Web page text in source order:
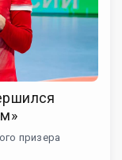
призера